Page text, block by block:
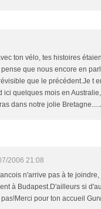
ton vélo, tes histoires
que nous encore en
que le précédent.Je t
ici quelques mois en
dans notre jolie
2006 21:08
n'arrive pas à te
à Budapest.D'ailleurs si
pour ton accueil